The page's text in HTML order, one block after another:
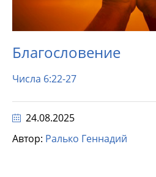
Благословение
Числа 6:22-27
24.08.2025
Автор: Ралько Геннадий